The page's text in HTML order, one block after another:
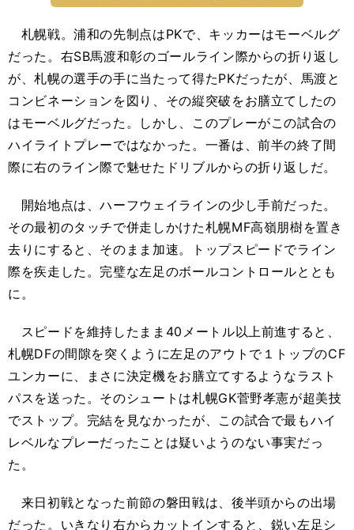
札幌戦。浦和の先制点はPKで、キッカーはモーベルグ
だった。右SB馬渡和彰のゴールライン際からの折り返し
が、札幌の選手の手に当たって得たPKだったが、馬渡と
コンビネーションを図り、その縦突破をお膳立てしたの
はモーベルグだった。しかし、このプレーがこの試合の
ハイライトプレーではなかった。一番は、前半の終了間
際に右のライン際で魅せたドリブルからの折り返しだ。
開始地点は、ハーフウェイラインの少し手前だった。
その最初のタッチで併走しかけた札幌MF高嶺朋樹を置き
去りにすると、そのまま加速。トップスピードでライン
際を疾走した。完璧な左足のボールコントロールととも
に。
スピードを維持したまま40メートル以上前進すると、
札幌DFの間隙を突くように左足のアウトで１トップのCF
ユンカーに、まさに決定機をお膳立てするようなラスト
パスを送った。そのシュートは札幌GK菅野孝憲が超美技
でストップ。完結を見なかったが、この試合で最もハイ
レベルなプレーだったことは疑いようのない事実だっ
た。
来日初戦となった前節の磐田戦は、後半頭からの出場
だった。いきなり右からカットインすると、鋭い左足シ